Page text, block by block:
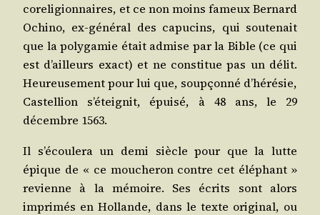
core­li­gion­naires, et ce non moins fameux Ber­nard
Ochi­no, ex-géné­ral des capu­cins, qui sou­te­nait
que la poly­ga­mie était admise par la Bible (ce qui
est d’ailleurs exact) et ne consti­tue pas un délit.
Heu­reu­se­ment pour lui que, soup­çon­né d’hé­ré­sie,
Cas­tel­lion s’é­tei­gnit, épui­sé, à 48 ans, le 29
décembre 1563.
Il s’é­cou­le­ra un demi siècle pour que la lutte
épique de « ce mou­che­ron contre cet élé­phant »
revienne à la mémoire. Ses écrits sont alors
impri­més en Hol­lande, dans le texte ori­gi­nal, ou